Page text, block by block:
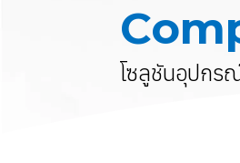
โซลูชันอุปกร